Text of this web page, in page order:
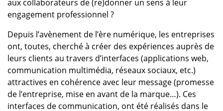
aux collaborateurs de (re)donner un sens à leur
engagement professionnel ?
Depuis l’avènement de l’ère numérique, les entreprises
ont, toutes, cherché à créer des expériences auprès de
leurs clients au travers d’interfaces (applications web,
communication multimédia, réseaux sociaux, etc.)
attractives en cohérence avec leur message (promesse
de l’entreprise, mise en avant de la marque…). Ces
interfaces de communication, ont été réalisés dans le